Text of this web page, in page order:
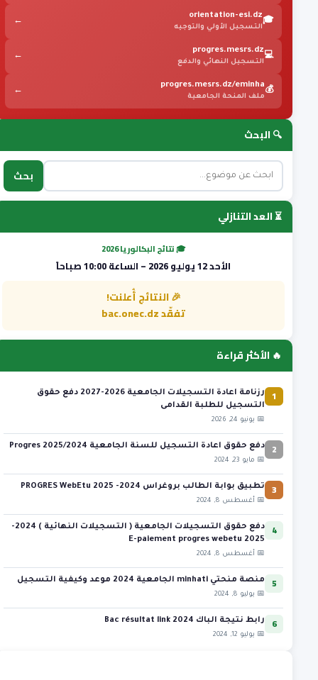
🎓
orientation-esi.dz
التسجيل الأولي والتوجيه
←
💻
progres.mesrs.dz
التسجيل النهائي والدفع
←
💰
progres.mesrs.dz/eminha
ملف المنحة الجامعية
←
🔍 البحث
بحث
⏳ العد التنازلي
🎓 نتائج البكالوريا 2026
الأحد 12 يوليو 2026 – الساعة 10:00 صباحاً
🎉 النتائج أُعلنت!
تفقّد bac.onec.dz
🔥 الأكثر قراءة
1
رزنامة اعادة التسجيلات الجامعية 2026-2027 دفع حقوق
التسجيل للطلبة القدامى
📅 يونيو 24, 2026
2 دفع حقوق اعادة التسجيل للسنة الجامعية 2025/2024 Progres
📅 مايو 23, 2024
3 تطبيق بوابة الطالب بروغراس 2024- 2025 PROGRES WebEtu
📅 أغسطس 8, 2024
4
دفع حقوق التسجيلات الجامعية ( التسجيلات النهائية ) 2024-
2025 E-paiement progres webetu
📅 أغسطس 8, 2024
5 منصة منحتي minhati الجامعية 2024 موعد وكيفية التسجيل
📅 يوليو 8, 2024
6 رابط نتيجة الباك 2024 Bac résultat link
📅 يوليو 12, 2024